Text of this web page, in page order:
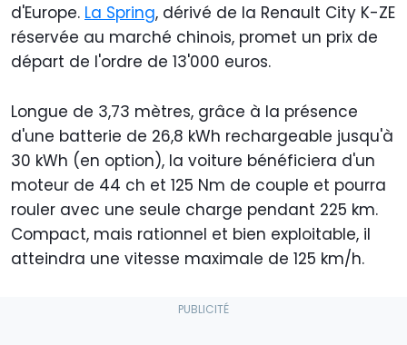
d'Europe. La Spring, dérivé de la Renault City K-ZE
réservée au marché chinois, promet un prix de
départ de l'ordre de 13'000 euros.
Longue de 3,73 mètres, grâce à la présence
d'une batterie de 26,8 kWh rechargeable jusqu'à
30 kWh (en option), la voiture bénéficiera d'un
moteur de 44 ch et 125 Nm de couple et pourra
rouler avec une seule charge pendant 225 km.
Compact, mais rationnel et bien exploitable, il
atteindra une vitesse maximale de 125 km/h.